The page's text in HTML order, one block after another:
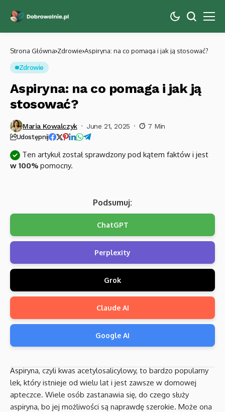
Strona Główna Zdrowie Aspiryna: na co pomaga i jak ją stosować?
Zdrowie
Aspiryna: na co pomaga i jak ją
stosować?
Maria Kowalczyk June 21, 2025 7 Min
Udostępnij
Ten artykuł został sprawdzony pod kątem faktów i jest
w 100% pomocny.
Podsumuj:
ChatGPT
Perplexity
Grok
Claude AI
Google AI
Aspiryna, czyli kwas acetylosalicylowy, to bardzo popularny
lek, który istnieje od wielu lat i jest zawsze w domowej
apteczce. Wiele osób zastanawia się, do czego służy
aspiryna, bo jej możliwości są naprawdę szerokie. Może ona